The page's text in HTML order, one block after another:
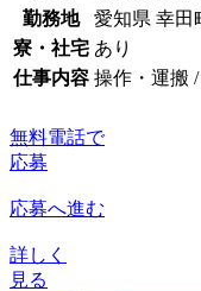
勤務地
愛知県 幸田
寮・社宅 あり
仕事内容 操作・運搬
無料電話で
応募
応募へ進む
詳しく
見る